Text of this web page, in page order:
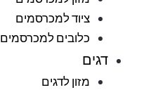
ציוד למכרסמים
כלובים למכרסמים
דגים
מזון לדגים